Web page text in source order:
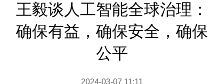
王毅谈人工智能全球治理：
确保有益，确保安全，确保
公平
2024-03-07 11:11